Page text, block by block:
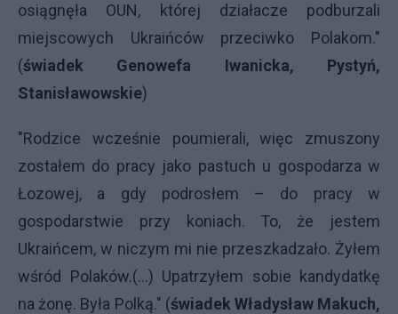
osiągnęła OUN, której działacze podburzali
miejscowych Ukraińców przeciwko Polakom."
(świadek Genowefa Iwanicka, Pystyń,
Stanisławowskie)
"Rodzice wcześnie poumierali, więc zmuszony
zostałem do pracy jako pastuch u gospodarza w
Łozowej, a gdy podrosłem – do pracy w
gospodarstwie przy koniach. To, że jestem
Ukraińcem, w niczym mi nie przeszkadzało. Żyłem
wśród Polaków.(...) Upatrzyłem sobie kandydatkę
na żonę. Była Polką." (świadek Władysław Makuch,